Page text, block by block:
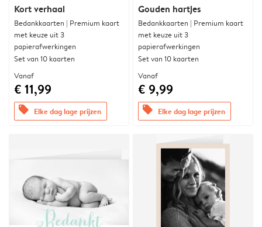
Kort verhaal
Bedankkaarten | Premium kaart
met keuze uit 3
papierafwerkingen
Set van 10 kaarten
Vanaf
€ 11,99
offers Elke dag lage prijzen
Gouden hartjes
Bedankkaarten | Premium kaart
met keuze uit 3
papierafwerkingen
Set van 10 kaarten
Vanaf
€ 9,99
offers Elke dag lage prijzen